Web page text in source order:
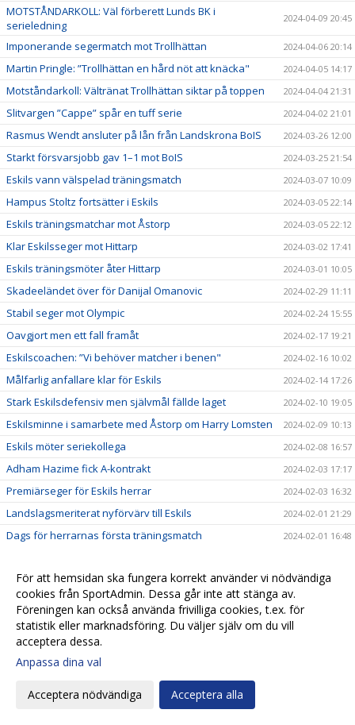
MOTSTÅNDARKOLL: Väl förberett Lunds BK i
serieledning
2024-04-09 20:45
Imponerande segermatch mot Trollhättan 2024-04-06 20:14
Martin Pringle: ”Trollhättan en hård nöt att knäcka" 2024-04-05 14:17
Motståndarkoll: Vältränat Trollhättan siktar på toppen 2024-04-04 21:31
Slitvargen ”Cappe” spår en tuff serie 2024-04-02 21:01
Rasmus Wendt ansluter på lån från Landskrona BoIS 2024-03-26 12:00
Starkt försvarsjobb gav 1–1 mot BoIS 2024-03-25 21:54
Eskils vann välspelad träningsmatch 2024-03-07 10:09
Hampus Stoltz fortsätter i Eskils 2024-03-05 22:14
Eskils träningsmatchar mot Åstorp 2024-03-05 22:12
Klar Eskilsseger mot Hittarp 2024-03-02 17:41
Eskils träningsmöter åter Hittarp 2024-03-01 10:05
Skadeeländet över för Danijal Omanovic 2024-02-29 11:11
Stabil seger mot Olympic 2024-02-24 15:55
Oavgjort men ett fall framåt 2024-02-17 19:21
Eskilscoachen: ”Vi behöver matcher i benen" 2024-02-16 10:02
Målfarlig anfallare klar för Eskils 2024-02-14 17:26
Stark Eskilsdefensiv men självmål fällde laget 2024-02-10 19:05
Eskilsminne i samarbete med Åstorp om Harry Lomsten 2024-02-09 10:13
Eskils möter seriekollega 2024-02-08 16:57
Adham Hazime fick A-kontrakt 2024-02-03 17:17
Premiärseger för Eskils herrar 2024-02-03 16:32
Landslagsmeriterat nyförvärv till Eskils 2024-02-01 21:29
Dags för herrarnas första träningsmatch 2024-02-01 16:48
Herrarna inledde med ett ”lagom” pass 2024-01-11 22:06
Gustav fortsätter som fysio 2024-01-10 16:58
Eskilslagen genrepar mot BoIS och Husqvarna 2024-01-09 23:32
Mittbackstalangen kvar i moderklubben
”Dragge” skrev nytt kontrakt
Anders Schönberg kvar som assisterande i Herr
Eskilsseger och nu väntar Illyrien
För att hemsidan ska fungera korrekt använder vi nödvändiga
cookies från SportAdmin. Dessa går inte att stänga av.
Föreningen kan också använda frivilliga cookies, t.ex. för
statistik eller marknadsföring. Du väljer själv om du vill
acceptera dessa.
Anpassa dina val
Acceptera nödvändiga Acceptera alla